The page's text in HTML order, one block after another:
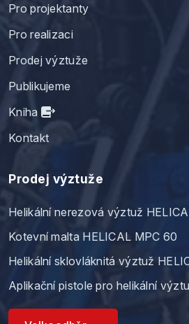
Pro projektanty
Pro realizaci
Prodej výztuže
Publikujeme
Kniha
Kontakt
Prodej výztuže
Helikální nerezová výztuž
Kotevní malta HELICAL MPC 60
Helikální sklovláknitá výztuž
Aplikační pistole pro helikální